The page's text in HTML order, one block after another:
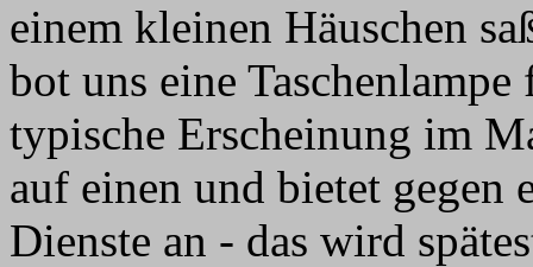
einem kleinen Häuschen
bot uns eine
typische Erscheinung im
auf einen und bietet
Dienste an - das wird